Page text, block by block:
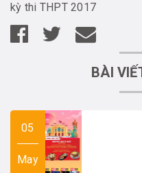
kỳ thi THPT 2017
BÀI
05
May